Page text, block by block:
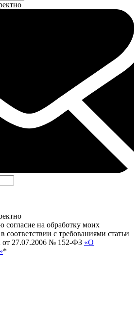
согласие на обработку моих
соответствии с требованиями статьи
от 27.07.2006 № 152-ФЗ «О
*